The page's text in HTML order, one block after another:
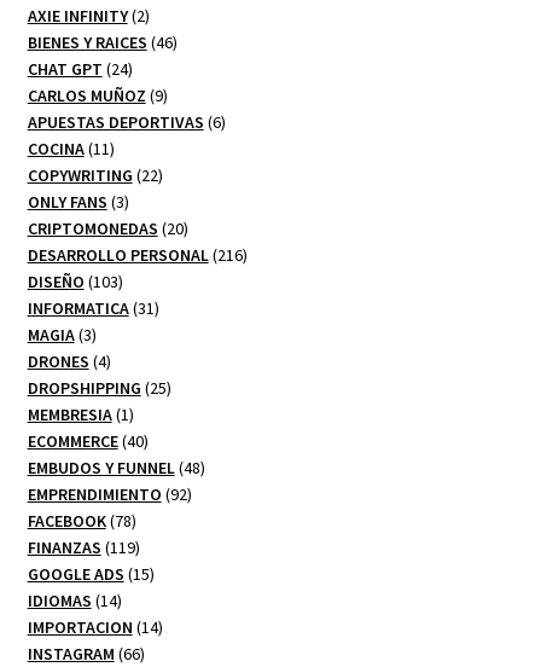
productos
AXIE INFINITY 22
productos
BIENES Y RAICES 4646
CHAT GPT 2424
productos
CARLOS MUÑOZ 99
productos
APUESTAS DEPORTIVAS 66
COCINA 1111
productos
COPYWRITING 2222
ONLY FANS 33
productos
CRIPTOMONEDAS 2020
productos
DESARROLLO PERSONAL 216216
DISEÑO 103103
productos
INFORMATICA 3131
MAGIA 33
productos
DRONES 44
productos
DROPSHIPPING 2525
MEMBRESIA 11
producto
ECOMMERCE 4040
productos
EMBUDOS Y FUNNEL 4848
EMPRENDIMIENTO 9292
FACEBOOK 7878
productos
FINANZAS 119119
productos
GOOGLE ADS 1515
IDIOMAS 1414
productos
IMPORTACION 1414
INSTAGRAM 6666